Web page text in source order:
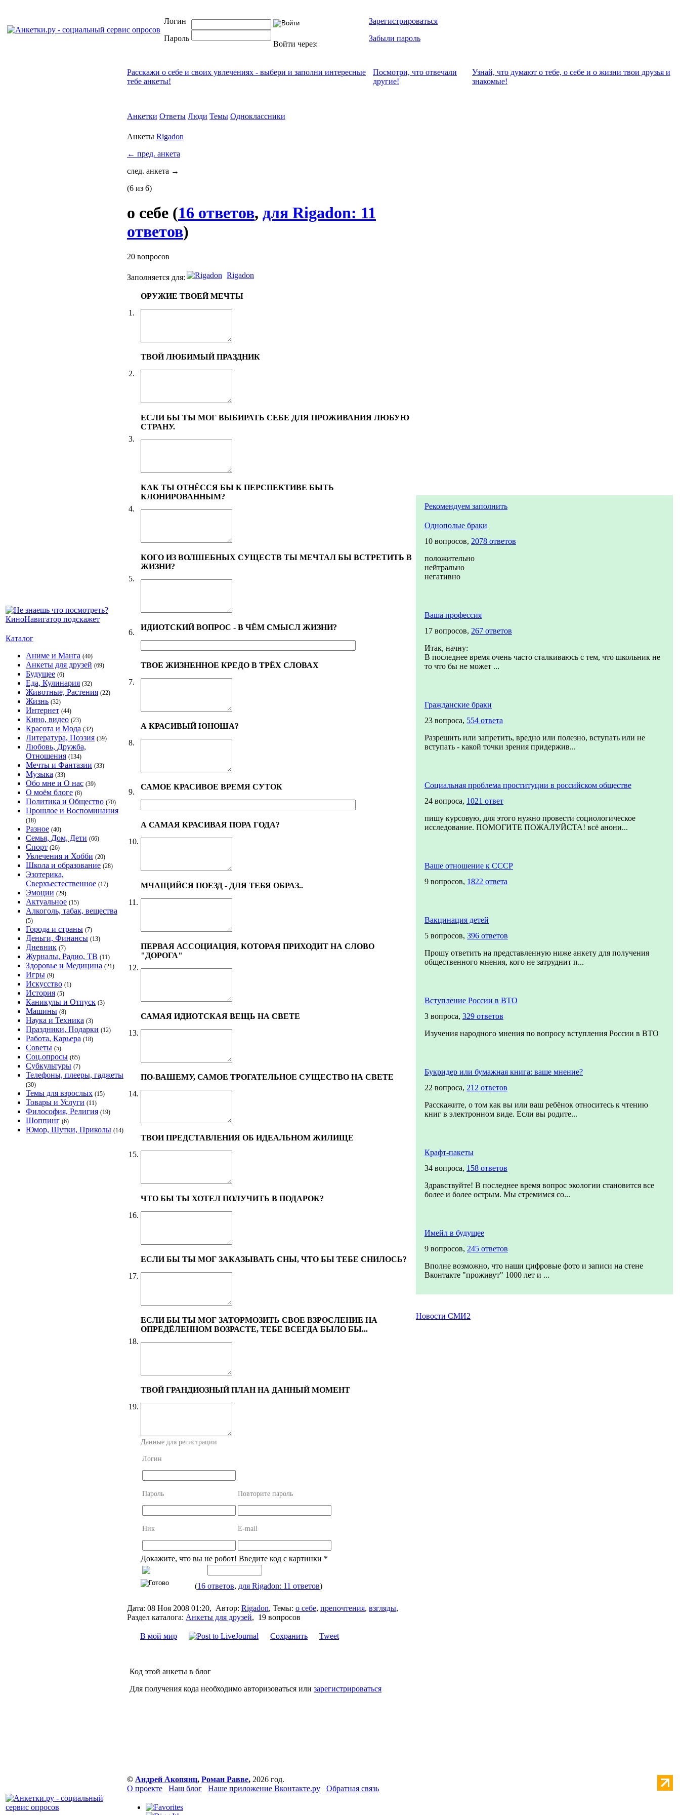
Логин
Пароль
Войти через:
Зарегистрироваться
Забыли пароль
Каталог
Аниме и Манга (40)
Анкеты для друзей (69)
Будущее (6)
Еда, Кулинария (32)
Животные, Растения (22)
Жизнь (32)
Интернет (44)
Кино, видео (23)
Красота и Мода (32)
Литература, Поэзия (39)
Любовь, Дружба,
Отношения (134)
Мечты и Фантазии (33)
Музыка (33)
Обо мне и О нас (39)
О моём блоге (8)
Политика и Общество (70)
Прошлое и Воспоминания
(18)
Разное (40)
Семья, Дом, Дети (66)
Спорт (26)
Увлечения и Хобби (20)
Школа и образование (28)
Эзотерика,
Сверхъестественное (17)
Эмоции (29)
Актуальное (15)
Алкоголь, табак, вещества
(5)
Города и страны (7)
Деньги, Финансы (13)
Дневник (7)
Журналы, Радио, ТВ (11)
Здоровье и Медицина (21)
Игры (9)
Искусство (1)
История (5)
Каникулы и Отпуск (3)
Машины (8)
Наука и Техника (3)
Праздники, Подарки (12)
Работа, Карьера (18)
Советы (5)
Соц.опросы (65)
Субкультуры (7)
Телефоны, плееры, гаджеты
(30)
Темы для взрослых (15)
Товары и Услуги (11)
Философия, Религия (19)
Шоппинг (6)
Юмор, Шутки, Приколы (14)
Расскажи о себе и своих увлечениях - выбери и заполни интересные
тебе анкеты!
Посмотри, что отвeчали
другие!
Узнай, что думают о тебе, о себе и о жизни твои друзья и
знакомые!
Анкетки Ответы Люди Темы Одноклассники
Анкеты Rigadon
← пред. анкета
след. анкета →
(6 из 6)
о себе (16 ответов, для Rigadon: 11
ответов)
20 вопросов
Заполняется для: Rigadon
1.
ОРУЖИЕ ТВОЕЙ МЕЧТЫ
2.
ТВОЙ ЛЮБИМЫЙ ПРАЗДНИК
3.
ЕСЛИ БЫ ТЫ МОГ ВЫБИРАТЬ СЕБЕ ДЛЯ ПРОЖИВАНИЯ ЛЮБУЮ
СТРАНУ.
4.
КАК ТЫ ОТНЁССЯ БЫ К ПЕРСПЕКТИВЕ БЫТЬ
КЛОНИРОВАННЫМ?
5.
КОГО ИЗ ВОЛШЕБНЫХ СУЩЕСТВ ТЫ МЕЧТАЛ БЫ ВСТРЕТИТЬ В
ЖИЗНИ?
6.
ИДИОТСКИЙ ВОПРОС - В ЧЁМ СМЫСЛ ЖИЗНИ?
7.
ТВОЕ ЖИЗНЕННОЕ КРЕДО В ТРЁХ СЛОВАХ
8.
А КРАСИВЫЙ ЮНОША?
9.
САМОЕ КРАСИВОЕ ВРЕМЯ СУТОК
10.
А САМАЯ КРАСИВАЯ ПОРА ГОДА?
11.
МЧАЩИЙСЯ ПОЕЗД - ДЛЯ ТЕБЯ ОБРАЗ..
12.
ПЕРВАЯ АССОЦИАЦИЯ, КОТОРАЯ ПРИХОДИТ НА СЛОВО
"ДОРОГА"
13.
САМАЯ ИДИОТСКАЯ ВЕЩЬ НА СВЕТЕ
14.
ПО-ВАШЕМУ, САМОЕ ТРОГАТЕЛЬНОЕ СУЩЕСТВО НА СВЕТЕ
15.
ТВОИ ПРЕДСТАВЛЕНИЯ ОБ ИДЕАЛЬНОМ ЖИЛИЩЕ
16.
ЧТО БЫ ТЫ ХОТЕЛ ПОЛУЧИТЬ В ПОДАРОК?
17.
ЕСЛИ БЫ ТЫ МОГ ЗАКАЗЫВАТЬ СНЫ, ЧТО БЫ ТЕБЕ СНИЛОСЬ?
18.
ЕСЛИ БЫ ТЫ МОГ ЗАТОРМОЗИТЬ СВОЕ ВЗРОСЛЕНИЕ НА
ОПРЕДЁЛЕННОМ ВОЗРАСТЕ, ТЕБЕ ВСЕГДА БЫЛО БЫ...
19.
ТВОЙ ГРАНДИОЗНЫЙ ПЛАН НА ДАННЫЙ МОМЕНТ
Данные для регистрации
Логин
Пароль Повторите пароль
Ник E-mail
Докажите, что вы не робот! Введите код с картинки *
(16 ответов, для Rigadon: 11 ответов)
Дата: 08 Ноя 2008 01:20, Автор: Rigadon, Темы: о себе, препочтения, взгляды,
Раздел каталога: Анкеты для друзей, 19 вопросов
В мой мир Сохранить Tweet
Код этой анкеты в блог
Для получения кода необходимо авторизоваться или зарегистрироваться
Рекомендуем заполнить
Однополые браки
10 вопросов, 2078 ответов
положительно
нейтрально
негативно
Ваша профессия
17 вопросов, 267 ответов
Итак, начну:
В последнее время очень часто сталкиваюсь с тем, что школьник не
то что бы не может ...
Гражданские браки
23 вопроса, 554 ответа
Разрешить или запретить, вредно или полезно, вступать или не
вступать - какой точки зрения придержив...
Социальная проблема проституции в российском обществе
24 вопроса, 1021 ответ
пишу курсовую, для этого нужно провести социологическое
исследование. ПОМОГИТЕ ПОЖАЛУЙСТА! всё анони...
Ваше отношение к СССР
9 вопросов, 1822 ответа
Вакцинация детей
5 вопросов, 396 ответов
Прошу ответить на представленную ниже анкету для получения
общественного мнения, кого не затруднит п...
Вступление России в ВТО
3 вопроса, 329 ответов
Изучения народного мнения по вопросу вступления России в ВТО
Букридер или бумажная книга: ваше мнение?
22 вопроса, 212 ответов
Расскажите, о том как вы или ваш ребёнок относитесь к чтению
книг в электронном виде. Если вы родите...
Крафт-пакеты
34 вопроса, 158 ответов
Здравствуйте! В последнее время вопрос экологии становится все
более и более острым. Мы стремимся со...
Имейл в будущее
9 вопросов, 245 ответов
Вполне возможно, что наши цифровые фото и записи на стене
Вконтакте "проживут" 1000 лет и ...
Новости СМИ2
© Андрей Акопянц, Роман Равве, 2026 год.
О проекте
Наш блог Наше приложение Вконтакте.ру Обратная связь